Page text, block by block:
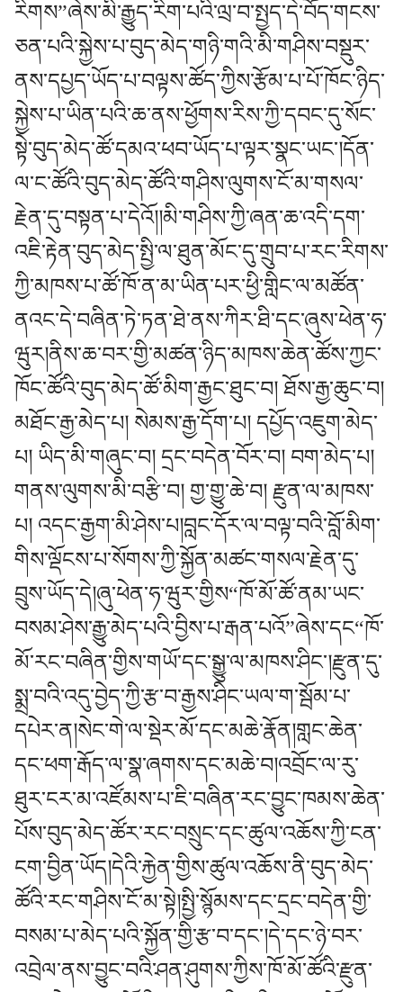
རིགས”ཞེས་མི་རྒྱུད་རིག་པའི་ལྲ་བ་སྤྱད་དེ་བོད་གངས་
ཅན་པའི་སྐྱེས་པ་བུད་མེད་གཉི་གའི་མི་གཤིས་བསྡུར་
ནས་དཔྱད་ཡོད་པ་བལྟས་ཚོད་ཀྱིས་རྩོམ་པ་པོ་ཁོང་ཉིད་
སྐྱེས་པ་ཡིན་པའི་ཆ་ནས་ཕྱོགས་རིས་ཀྱི་དབང་དུ་སོང་
སྟེ་བུད་མེད་ཚོ་དམའ་ཕབ་ཡོད་པ་ལྟར་སྣང་ཡང་།དོན་
ལ་ང་ཚོའི་བུད་མེད་ཚོའི་གཤིས་ལུགས་ངོ་མ་གསལ་
རྗེན་དུ་བསྟན་པ་དེའོ།།མི་གཤིས་ཀྱི་ཞན་ཆ་འདི་དག་
འཇི་རྟེན་བུད་མེད་སྤྱི་ལ་ཐུན་མོང་དུ་གྲུབ་པ་རང་རིགས་
ཀྱི་མཁས་པ་ཚོ་ཁོ་ན་མ་ཡིན་པར་ཕྱི་གླིང་ལ་མཚོན་
ནའང་དེ་བཞིན་ཏེ་ཏན་ཐེ་ནས་ཀིར་ཐི་དང་ཞུས་ཕེན་ཧ་
ཝུར།ནིས་ཆ་བར་གྱི་མཚན་ཉིད་མཁས་ཆེན་ཚོས་ཀྱང་
ཁོང་ཚོའི་བུད་མེད་ཚོ་མིག་རྒྱང་ཐུང་བ། ཐོས་རྒྱ་ཆུང་བ།
མཐོང་རྒྱ་མེད་པ། སེམས་རྒྱ་དོག་པ། དཔྱོད་འཇུག་མེད་
པ། ཡིད་མི་གཞུང་བ། དྲང་བདེན་བོར་བ། བག་མེད་པ།
གནས་ལུགས་མི་བརྩི་བ། གྱ་གྱུ་ཆེ་བ། རྫུན་ལ་མཁས་
པ། འདང་རྒྱག་མི་ཤེས་པ།བླང་དོར་ལ་བལྟ་བའི་བློ་མིག་
གིས་ལྡོངས་པ་སོགས་ཀྱི་སྐྱོན་མཚང་གསལ་རྗེན་དུ་
བྲུས་ཡོད་དེ།ཞུ་ཕེན་ཧ་ཝུར་གྱིས“ཁོ་མོ་ཚོ་ནམ་ཡང་
བསམ་ཤེས་རྒྱུ་མེད་པའི་བྱིས་པ་རྒན་པའོ”ཞེས་དང“ཁོ་
མོ་རང་བཞིན་གྱིས་གཡོ་དང་སྒྱུ་ལ་མཁས་ཤིང་།རྫུན་དུ་
སྨྲ་བའི་འདུ་བྱེད་ཀྱི་རྩ་བ་རྒྱས་ཤིང་ཡལ་ག་སྦོམ་པ་
དཔེར་ན།སེང་གེ་ལ་སྡེར་མོ་དང་མཆེ་རྣོན།གླང་ཆེན་
དང་ཕག་རྒོད་ལ་སྣ་ཞགས་དང་མཆེ་བ།འབྲོང་ལ་རུ་
ཐུར་ངར་མ་འཛོམས་པ་ཇི་བཞིན་རང་བྱུང་ཁམས་ཆེན་
པོས་བུད་མེད་ཚོར་རང་བསྲུང་དང་ཚུལ་འཆོས་ཀྱི་ངན་
ངག་བྱིན་ཡོད།དེའི་རྐྱེན་གྱིས་ཚུལ་འཆོས་ནི་བུད་མེད་
ཚོའི་རང་གཤིས་ངོ་མ་སྟེ།སྤྱི་སྙོམས་དང་དྲང་བདེན་གྱི་
བསམ་པ་མེད་པའི་སྐྱོན་གྱི་རྩ་བ་དང་།དེ་དང་ཉེ་བར་
འབྲེལ་ནས་བྱུང་བའི་ཤན་ཤུགས་ཀྱིས་ཁོ་མོ་ཚོའི་རྫུན་